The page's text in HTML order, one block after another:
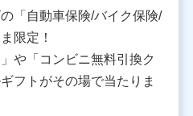
11番1号 山王パークタワー
締役社長 前田 義晃
2-14-10 アーバンネット日
「自動車保険/バイク保険/
限定！
や「コンビニ無料引換ク
フトがその場で当たりま